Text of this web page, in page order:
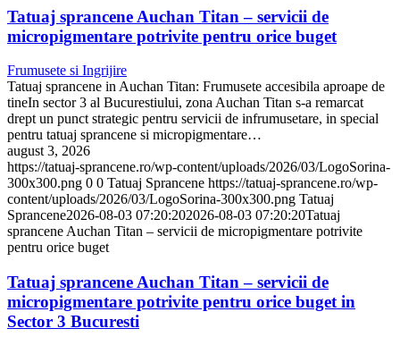
Tatuaj sprancene Auchan Titan – servicii de
micropigmentare potrivite pentru orice buget
Frumusete si Ingrijire
Tatuaj sprancene in Auchan Titan: Frumusete accesibila aproape de
tineIn sector 3 al Bucurestiului, zona Auchan Titan s-a remarcat
drept un punct strategic pentru servicii de infrumusetare, in special
pentru tatuaj sprancene si micropigmentare…
august 3, 2026
https://tatuaj-sprancene.ro/wp-content/uploads/2026/03/LogoSorina-
300x300.png 0 0 Tatuaj Sprancene https://tatuaj-sprancene.ro/wp-
content/uploads/2026/03/LogoSorina-300x300.png Tatuaj
Sprancene2026-08-03 07:20:202026-08-03 07:20:20Tatuaj
sprancene Auchan Titan – servicii de micropigmentare potrivite
pentru orice buget
Tatuaj sprancene Auchan Titan – servicii de
micropigmentare potrivite pentru orice buget in
Sector 3 Bucuresti